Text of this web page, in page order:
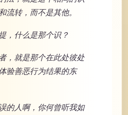
流转，而不是其他。
，什么是那个识？
，就是那个在此处彼处
验善恶行为结果的东
的人啊，你何曾听我如